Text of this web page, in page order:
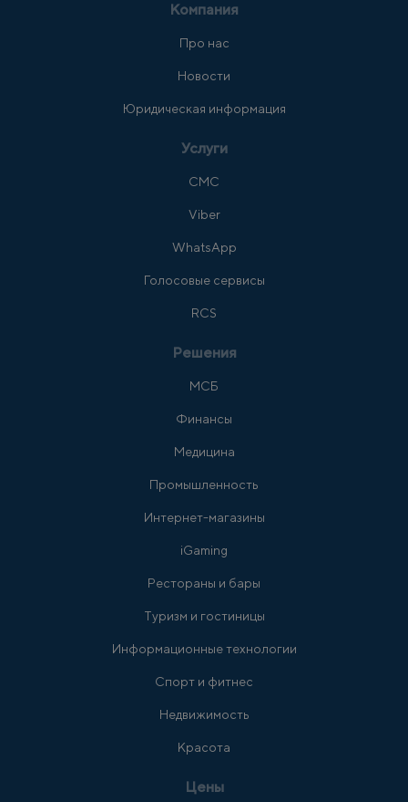
Компания
Про нас
Новости
Юридическая информация
Услуги
СМС
Viber
WhatsApp
Голосовые сервисы
RCS
Решения
МСБ
Финансы
Медицина
Промышленность
Интернет-магазины
iGaming
Рестораны и бары
Туризм и гостиницы
Информационные технологии
Спорт и фитнес
Недвижимость
Красота
Цены